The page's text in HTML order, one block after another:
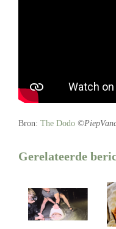
Bron: The Dodo
Gerelateerde